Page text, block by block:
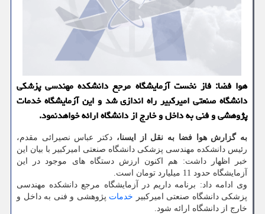
هوا فضا: فاز نخست آزمایشگاه مرجع دانشكده مهندسی پزشكی
دانشگاه صنعتی امیركبیر راه اندازی شد و این آزمایشگاه خدمات
پژوهشی و فنی به داخل و خارج از دانشگاه ارائه خواهدنمود.
به گزارش هوا فضا به نقل از ایسنا، دکتر عباس نصیرائی مقدم،
رئیس دانشکده مهندسی پزشکی دانشگاه صنعتی امیرکبیر با بیان این
خبر اظهار داشت: هم اکنون ارزش دستگاه های موجود در این
آزمایشگاه حدود 11 میلیارد تومان است.
وی ادامه داد: برنامه داریم در آزمایشگاه مرجع دانشکده مهندسی
پزشکی دانشگاه صنعتی امیرکبیر خدمات پژوهشی و فنی به داخل و
خارج از دانشگاه ارائه شود.